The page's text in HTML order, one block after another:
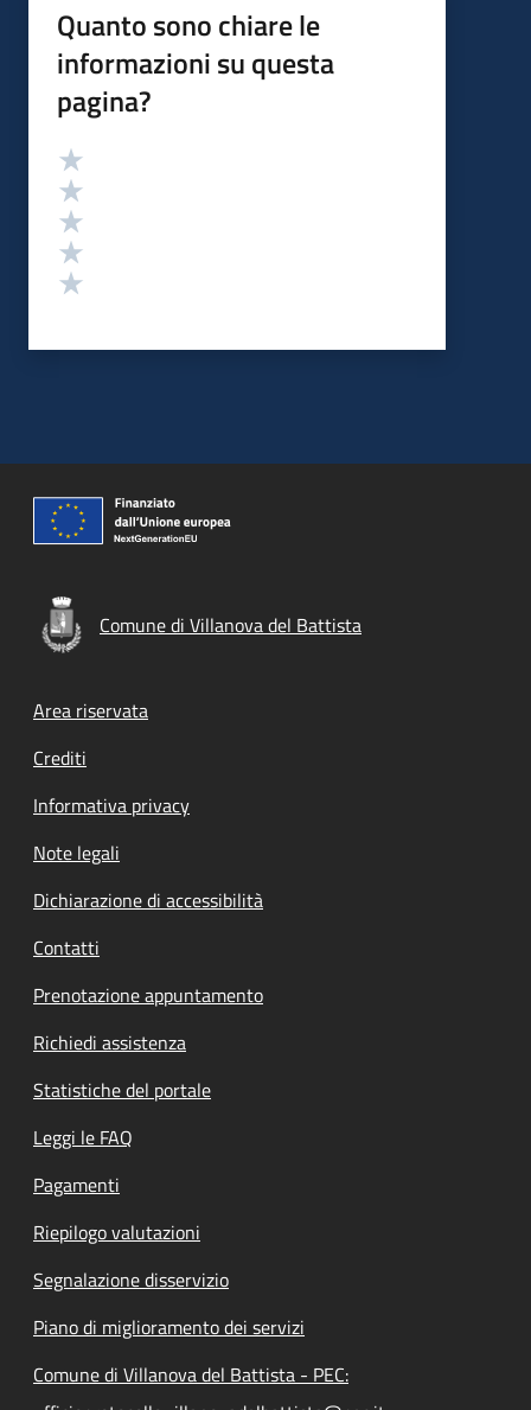
Quanto sono chiare le
informazioni su questa
pagina?
Valutazione
Comune di Villanova del Battista
Footer menu
Area riservata
Crediti
Informativa privacy
Note legali
Dichiarazione di accessibilità
Contatti
Prenotazione appuntamento
Richiedi assistenza
Statistiche del portale
Leggi le FAQ
Pagamenti
Riepilogo valutazioni
Segnalazione disservizio
Piano di miglioramento dei servizi
Comune di Villanova del Battista - PEC: